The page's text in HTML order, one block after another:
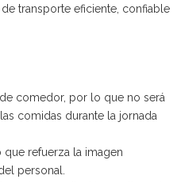
transporte eficiente, confiable
comedor, por lo que no será
comidas durante la jornada
refuerza la imagen
personal.